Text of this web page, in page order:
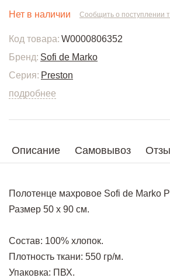
Описание Самовывоз
Полотенце махровое Sofi de Marko
Размер 50 х 90 см.
Состав: 100% хлопок.
Плотность ткани: 550 гр/м.
Упаковка: ПВХ.
Нет в наличии Сообщить о поступлении
Код товара: W0000806352
Бренд: Sofi de Marko
Серия: Preston
подробнее